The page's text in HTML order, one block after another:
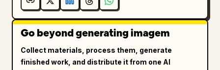
Go beyond generating imagem
Collect materials, process them, generate
finished work, and distribute it from one AI